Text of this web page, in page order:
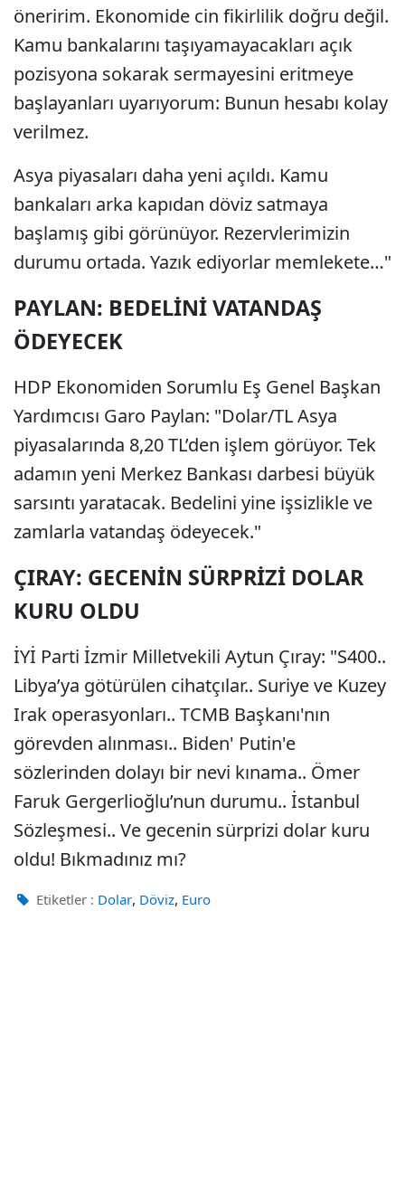
öneririm. Ekonomide cin fikirlilik doğru değil.
Kamu bankalarını taşıyamayacakları açık
pozisyona sokarak sermayesini eritmeye
başlayanları uyarıyorum: Bunun hesabı kolay
verilmez.
Asya piyasaları daha yeni açıldı. Kamu
bankaları arka kapıdan döviz satmaya
başlamış gibi görünüyor. Rezervlerimizin
durumu ortada. Yazık ediyorlar memlekete…"
PAYLAN: BEDELİNİ VATANDAŞ
ÖDEYECEK
HDP Ekonomiden Sorumlu Eş Genel Başkan
Yardımcısı Garo Paylan: "Dolar/TL Asya
piyasalarında 8,20 TL’den işlem görüyor. Tek
adamın yeni Merkez Bankası darbesi büyük
sarsıntı yaratacak. Bedelini yine işsizlikle ve
zamlarla vatandaş ödeyecek."
ÇIRAY: GECENİN SÜRPRİZİ DOLAR
KURU OLDU
İYİ Parti İzmir Milletvekili Aytun Çıray: "S400..
Libya’ya götürülen cihatçılar.. Suriye ve Kuzey
Irak operasyonları.. TCMB Başkanı'nın
görevden alınması.. Biden' Putin'e
sözlerinden dolayı bir nevi kınama.. Ömer
Faruk Gergerlioğlu’nun durumu.. İstanbul
Sözleşmesi.. Ve gecenin sürprizi dolar kuru
oldu! Bıkmadınız mı?
Etiketler : Dolar, Döviz, Euro